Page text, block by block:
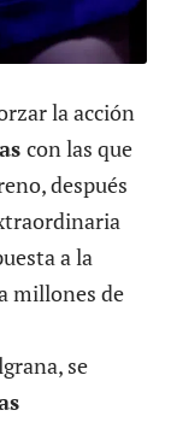
la acción
con las que
después
a la
millones de
se